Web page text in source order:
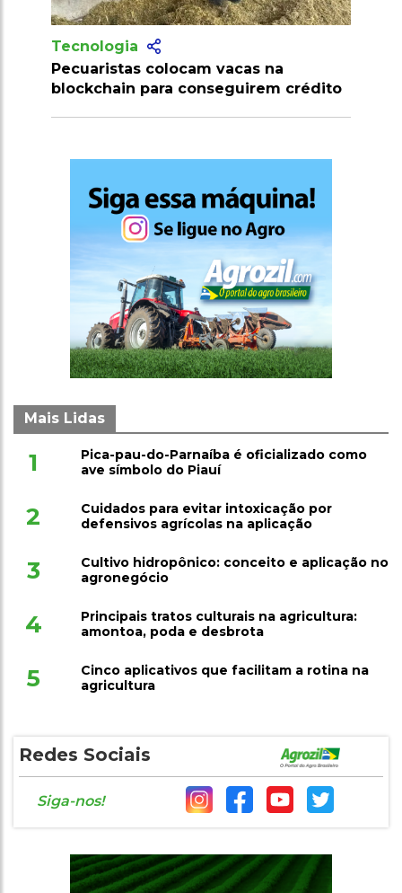
vacas na
crédito
Tecnologia
Produtores recebem mais de
milhões de doses de vacinas
Mais Lidas
1
Pica-pau-do-Parnaíba é oficializado como
ave símbolo do Piauí
2
Cuidados para evitar intoxicação por
defensivos agrícolas na aplicação
3
Cultivo hidropônico: conceito e aplicação no
agronegócio
4
Principais tratos culturais na agricultura:
amontoa, poda e desbrota
5
Cinco aplicativos que facilitam a rotina na
agricultura
Redes Sociais
Siga-nos!